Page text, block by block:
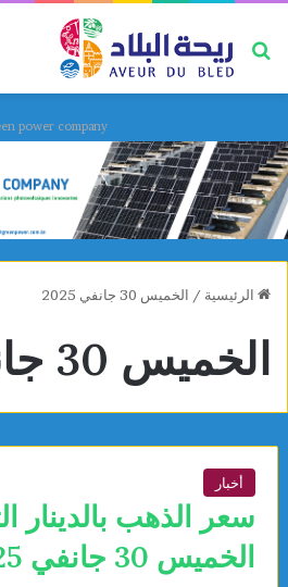
بحث عن
power company
الرئيسية / الخميس 30 جانفي 2025
الخميس 30 جانفي 2025
أخبار
سعر الذهب بالدينار
الخميس 30 جانفي 2025